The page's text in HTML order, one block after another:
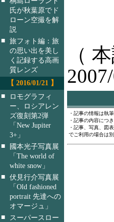
氏が秋葉原でド
ローン空撮を解
説
■ 旅フォト編：旅
の思い出を美し
く記録する高画
質レンズ
【 2016/01/21 】
■
ロモグラフィ
ー、ロシアレン
ズ復刻第2弾
「New Jupiter
3+」
■
國本光子写真展
「The world of
white snow」
■ 伏見行介写真展
「Old fashioned
portrait 先達への
オマージュ」
■
スーパースロー
（
・記事の情報は執
・記事の内容につ
・記事、写真、図
でご利用の場合は